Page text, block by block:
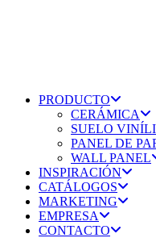
PRODUCTO
CERÁMICA
SUELO
PANEL DE
WALL PANEL
INSPIRACIÓN
CATÁLOGOS
MARKETING
EMPRESA
CONTACTO